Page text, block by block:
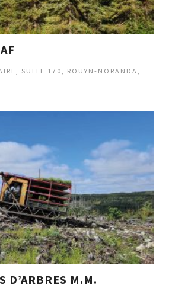
SUITE 170, ROUYN-NORANDA,
D’ARBRES M.M.